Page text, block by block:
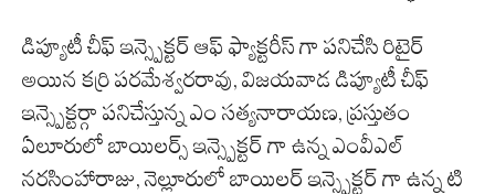
డిప్యూటీ చీఫ్ ఇన్స్పెక్టర్ ఆఫ్ ఫ్యాక్టరీస్ గా పనిచేసి రిటైర్
అయిన కర్రి పరమేశ్వరరావు, విజయవాడ డిప్యూటీ చీఫ్
ఇన్స్పెక్టర్గా పనిచేస్తున్న ఎం సత్యనారాయణ, ప్రస్తుతం
ఏలూరులో బాయిలర్స్ ఇన్స్పెక్టర్ గా ఉన్న ఎంవీఎల్
నరసింహారాజు, నెల్లూరులో బాయిలర్ ఇన్స్పెక్టర్ గా ఉన్న టి